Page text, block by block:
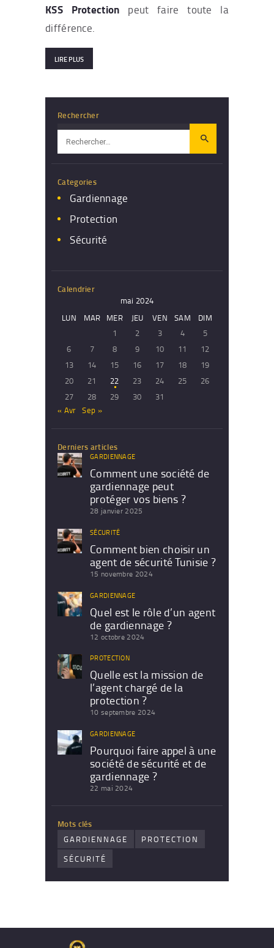
KSS Protection peut faire toute la
différence.
LIRE PLUS
Rechercher
Rechercher :
Categories
Gardiennage
Protection
Sécurité
Calendrier
mai 2024
LUN
MAR MER JEU VEN SAM
DIM
1
2 3 4
5
6
7 8 9 10 11
12
13
14 15 16 17 18
19
20
21 22 23 24 25
26
27
28 29 30
31
« Avr Sep »
Derniers articles
GARDIENNAGE
Comment une société de
gardiennage peut
protéger vos biens ?
28 janvier 2025
SÉCURITÉ
Comment bien choisir un
agent de sécurité Tunisie ?
15 novembre 2024
GARDIENNAGE
Quel est le rôle d’un agent
de gardiennage ?
12 octobre 2024
PROTECTION
Quelle est la mission de
l’agent chargé de la
protection ?
10 septembre 2024
GARDIENNAGE
Pourquoi faire appel à une
société de sécurité et de
gardiennage ?
22 mai 2024
Mots clés
GARDIENNAGE
PROTECTION
SÉCURITÉ